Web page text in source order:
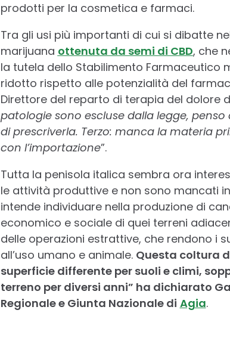
prodotti per la cosmetica e farmaci.
Tra gli usi più importanti di cui si dibatte
marijuana ottenuta da semi di CBD, che
la tutela dello Stabilimento Farmaceutico
ridotto rispetto alle potenzialità del
Direttore del reparto di terapia del dolore
patologie sono escluse dalla legge,
di prescriverla. Terzo: manca la materia
con l’importazione”.
Tutta la penisola italica sembra ora
le attività produttive e non sono mancati
intende individuare nella produzione di
economico e sociale di quei terreni
delle operazioni estrattive, che rendono i
all’uso umano e animale. Questa coltura
superficie differente per suoli e climi,
terreno per diversi anni” ha dichiarato
Regionale e Giunta Nazionale di Agia.